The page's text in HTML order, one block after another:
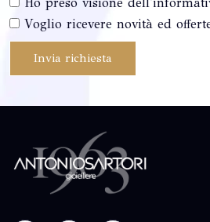
Voglio ricevere novità ed
Invia richiesta